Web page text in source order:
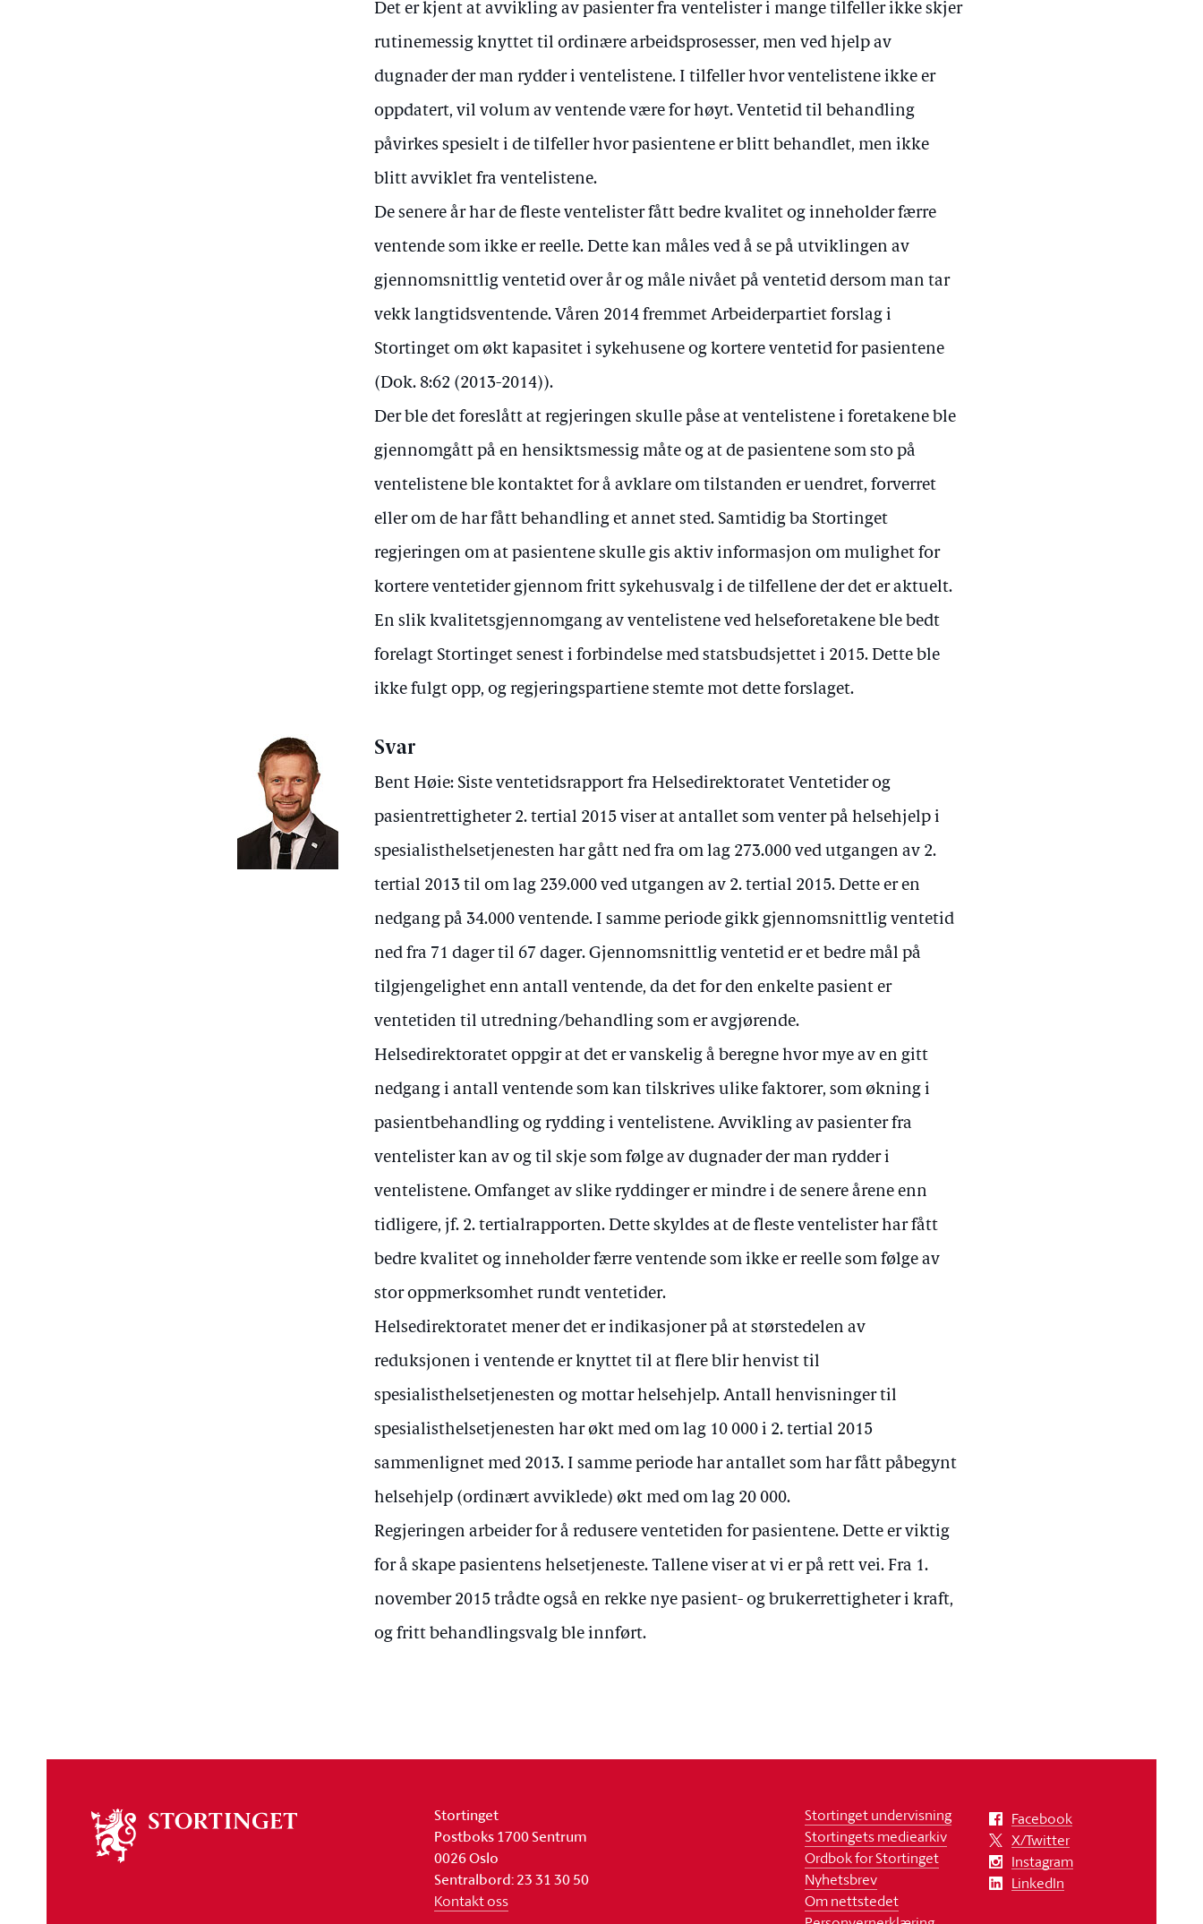
Det er kjent at avvikling av pasienter fra ventelister i mange tilfeller ikke skjer
rutinemessig knyttet til ordinære arbeidsprosesser, men ved hjelp av
dugnader der man rydder i ventelistene. I tilfeller hvor ventelistene ikke er
oppdatert, vil volum av ventende være for høyt. Ventetid til behandling
påvirkes spesielt i de tilfeller hvor pasientene er blitt behandlet, men ikke
blitt avviklet fra ventelistene.
De senere år har de fleste ventelister fått bedre kvalitet og inneholder færre
ventende som ikke er reelle. Dette kan måles ved å se på utviklingen av
gjennomsnittlig ventetid over år og måle nivået på ventetid dersom man tar
vekk langtidsventende. Våren 2014 fremmet Arbeiderpartiet forslag i
Stortinget om økt kapasitet i sykehusene og kortere ventetid for pasientene
(Dok. 8:62 (2013-2014)).
Der ble det foreslått at regjeringen skulle påse at ventelistene i foretakene ble
gjennomgått på en hensiktsmessig måte og at de pasientene som sto på
ventelistene ble kontaktet for å avklare om tilstanden er uendret, forverret
eller om de har fått behandling et annet sted. Samtidig ba Stortinget
regjeringen om at pasientene skulle gis aktiv informasjon om mulighet for
kortere ventetider gjennom fritt sykehusvalg i de tilfellene der det er aktuelt.
En slik kvalitetsgjennomgang av ventelistene ved helseforetakene ble bedt
forelagt Stortinget senest i forbindelse med statsbudsjettet i 2015. Dette ble
ikke fulgt opp, og regjeringspartiene stemte mot dette forslaget.
Svar
Bent Høie: Siste ventetidsrapport fra Helsedirektoratet Ventetider og
pasientrettigheter 2. tertial 2015 viser at antallet som venter på helsehjelp i
spesialisthelsetjenesten har gått ned fra om lag 273.000 ved utgangen av 2.
tertial 2013 til om lag 239.000 ved utgangen av 2. tertial 2015. Dette er en
nedgang på 34.000 ventende. I samme periode gikk gjennomsnittlig ventetid
ned fra 71 dager til 67 dager. Gjennomsnittlig ventetid er et bedre mål på
tilgjengelighet enn antall ventende, da det for den enkelte pasient er
ventetiden til utredning/behandling som er avgjørende.
Helsedirektoratet oppgir at det er vanskelig å beregne hvor mye av en gitt
nedgang i antall ventende som kan tilskrives ulike faktorer, som økning i
pasientbehandling og rydding i ventelistene. Avvikling av pasienter fra
ventelister kan av og til skje som følge av dugnader der man rydder i
ventelistene. Omfanget av slike ryddinger er mindre i de senere årene enn
tidligere, jf. 2. tertialrapporten. Dette skyldes at de fleste ventelister har fått
bedre kvalitet og inneholder færre ventende som ikke er reelle som følge av
stor oppmerksomhet rundt ventetider.
Helsedirektoratet mener det er indikasjoner på at størstedelen av
reduksjonen i ventende er knyttet til at flere blir henvist til
spesialisthelsetjenesten og mottar helsehjelp. Antall henvisninger til
spesialisthelsetjenesten har økt med om lag 10 000 i 2. tertial 2015
sammenlignet med 2013. I samme periode har antallet som har fått påbegynt
helsehjelp (ordinært avviklede) økt med om lag 20 000.
Regjeringen arbeider for å redusere ventetiden for pasientene. Dette er viktig
for å skape pasientens helsetjeneste. Tallene viser at vi er på rett vei. Fra 1.
november 2015 trådte også en rekke nye pasient- og brukerrettigheter i kraft,
og fritt behandlingsvalg ble innført.
stortinget
Stortinget
Postboks 1700 Sentrum
0026 Oslo
Sentralbord: 23 31 30 50
Kontakt oss
Stortinget undervisning
Stortingets mediearkiv
Ordbok for Stortinget
Nyhetsbrev
Om nettstedet
Facebook
X/Twitter
Instagram
LinkedIn